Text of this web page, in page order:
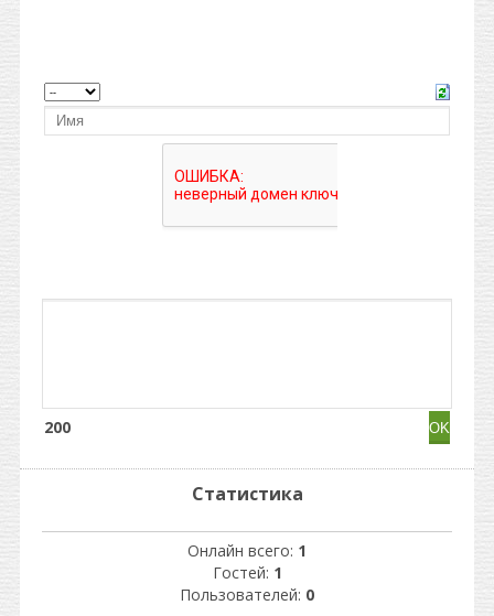
200
Статистика
Онлайн всего: 1
Гостей: 1
Пользователей: 0